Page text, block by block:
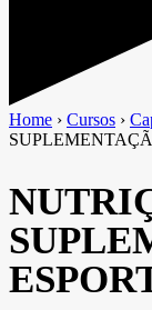
Home › Cursos ›